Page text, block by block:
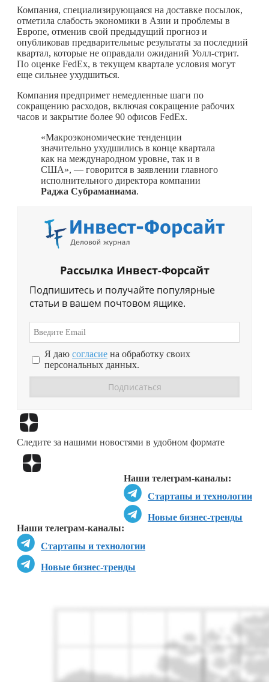
Компания, специализирующаяся на доставке посылок,
отметила слабость экономики в Азии и проблемы в
Европе, отменив свой предыдущий прогноз и
опубликовав предварительные результаты за последний
квартал, которые не оправдали ожиданий Уолл-стрит.
По оценке FedEx, в текущем квартале условия могут
еще сильнее ухудшиться.
Компания предпримет немедленные шаги по
сокращению расходов, включая сокращение рабочих
часов и закрытие более 90 офисов FedEx.
«Макроэкономические тенденции
значительно ухудшились в конце квартала
как на международном уровне, так и в
США», — говорится в заявлении главного
исполнительного директора компании
Раджа Субраманиама.
Рассылка Инвест-Форсайт
Подпишитесь и получайте популярные
статьи в вашем почтовом ящике.
Я даю согласие на обработку своих
персональных данных.
Следите за нашими новостями в удобном формате
Наши телеграм-каналы:
Стартапы и технологии
Новые бизнес-тренды
Наши телеграм-каналы:
Стартапы и технологии
Новые бизнес-тренды